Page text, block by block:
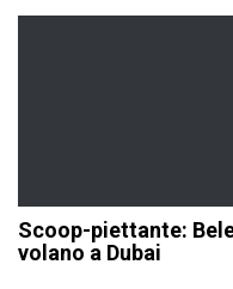
Scoop-piettante:
volano a Dubai